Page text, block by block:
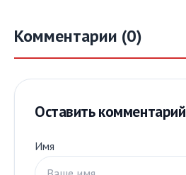
Комментарии (0)
Оставить комментарий
Имя